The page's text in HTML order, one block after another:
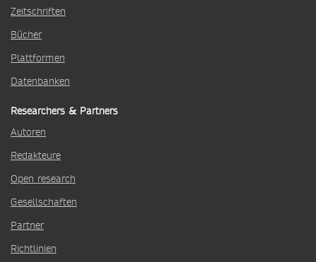
Zeitschriften
Bücher
Plattformen
Datenbanken
Researchers & Partners
Autoren
Redakteure
Open research
Gesellschaften
Partner
Richtlinien